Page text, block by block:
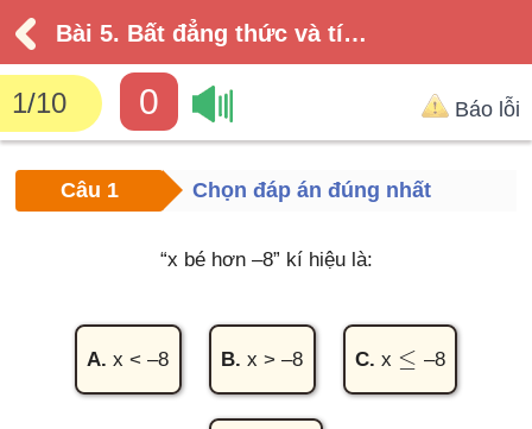
Bài 5. Bất đẳng thức và tính chất
1/10 0 Báo lỗi
Câu 1 Chọn đáp án đúng nhất
“x bé hơn –8” kí hiệu là:
A. x < –8 B. x > –8 C. x ≤
≤ –8